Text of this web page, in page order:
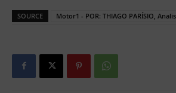
SOURCE Motor1 - POR: THIAGO PARÍSIO,